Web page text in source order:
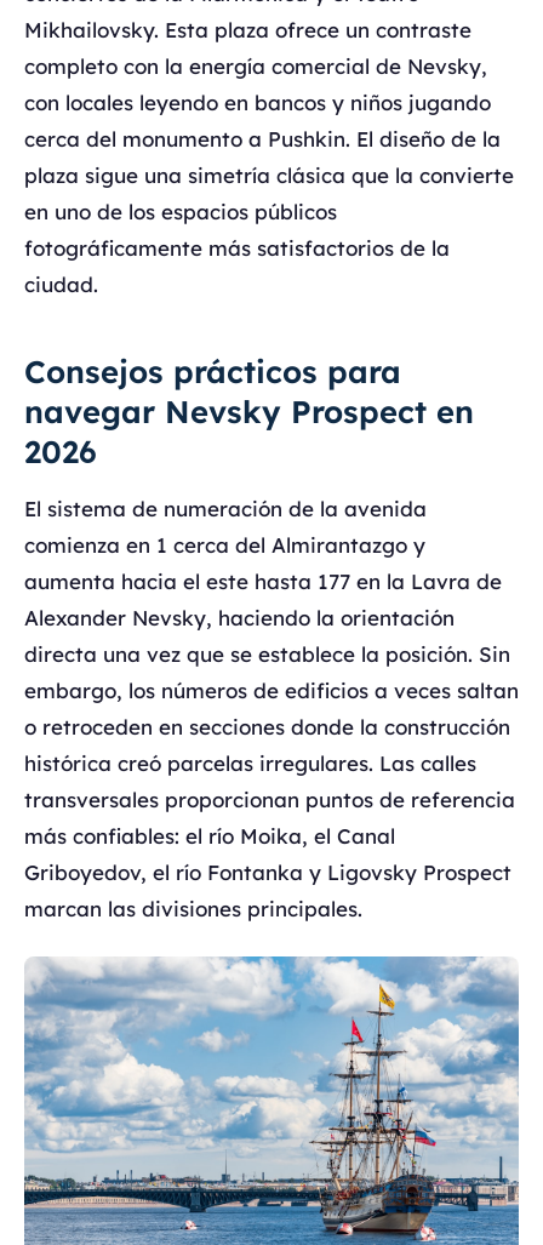
Mikhailovsky. Esta plaza ofrece un contraste
completo con la energía comercial de Nevsky,
con locales leyendo en bancos y niños jugando
cerca del monumento a Pushkin. El diseño de la
plaza sigue una simetría clásica que la convierte
en uno de los espacios públicos
fotográficamente más satisfactorios de la
ciudad.
Consejos prácticos para
navegar Nevsky Prospect en
2026
El sistema de numeración de la avenida
comienza en 1 cerca del Almirantazgo y
aumenta hacia el este hasta 177 en la Lavra de
Alexander Nevsky, haciendo la orientación
directa una vez que se establece la posición. Sin
embargo, los números de edificios a veces saltan
o retroceden en secciones donde la construcción
histórica creó parcelas irregulares. Las calles
transversales proporcionan puntos de referencia
más confiables: el río Moika, el Canal
Griboyedov, el río Fontanka y Ligovsky Prospect
marcan las divisiones principales.